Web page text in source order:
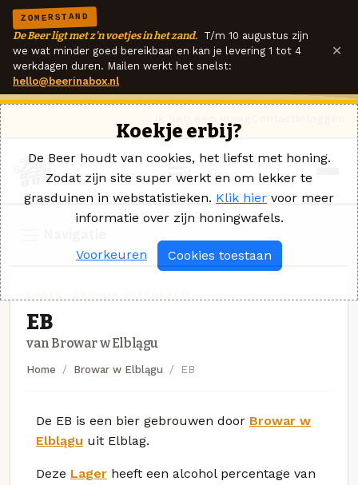
ZOMERSTAND
De Beer ligt met z'n voetjes in het zand. T/m 10 augustus zijn
we wat minder goed bereikbaar en kan je levering 1 tot 4
werkdagen duren. Mailen werkt het snelst:
hello@beerinabox.nl
×
EB
van Browar w Elblągu
Home Browar w Elblągu EB
De EB is een bier gebrouwen door Browar w
Elblągu uit Elblag.
Deze Lager heeft een alcohol percentage van
Koekje erbij?
De Beer houdt van cookies, het liefst met honing.
Zodat zijn site super werkt en om lekker te
grasduinen in webstatistieken. Klik hier voor meer
informatie over zijn honingwafels.
Voorkeuren Cookies toestaan